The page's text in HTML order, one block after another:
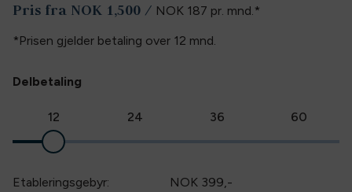
Stor H: 7,5 cm B 8 cm
Spesifikasjoner
Pris fra NOK 1,500 / NOK 187 pr. mnd.*
*Prisen gjelder betaling over 12 mnd.
Delbetaling
12 24 36 60
Etableringsgebyr: NOK 399,-